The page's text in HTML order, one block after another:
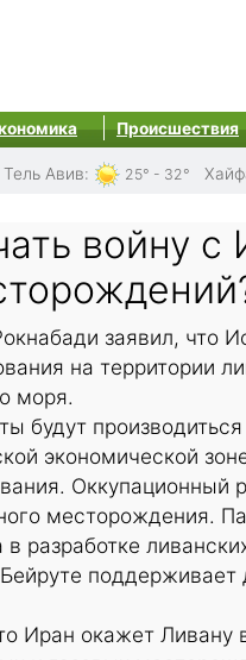
Происшествия
Тель Авив: 25° - 32°
войну с
заявил, что
на территории
моря.
будут
экономической
месторождения.
разработке
Иран окажет Ливану